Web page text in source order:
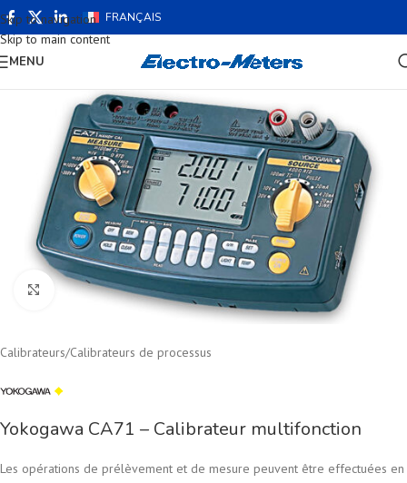
Skip to navigation
Skip to main content
FRANÇAIS
MENU
Cliquez pour agrandir
Calibrateurs/Calibrateurs de processus
Yokogawa CA71 – Calibrateur multifonction
Les opérations de prélèvement et de mesure peuvent être effectuées en